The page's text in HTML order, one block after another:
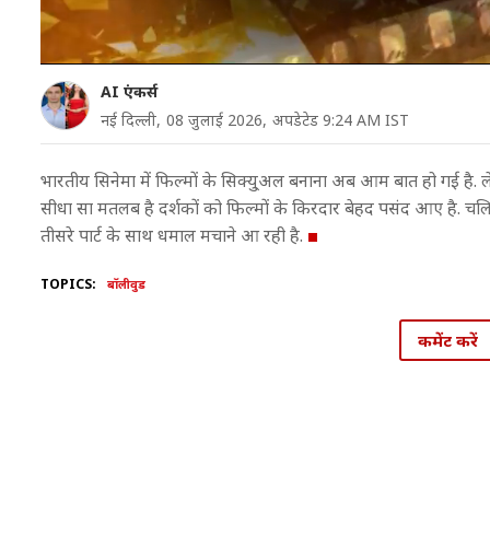
AI एंकर्स
नई दिल्ली, 08 जुलाई 2026, अपडेटेड 9:24 AM IST
भारतीय सिनेमा में फिल्मों के सिक्यु्अल बनाना अब आम बात हो गई
सीधा सा मतलब है दर्शकों को फिल्मों के किरदार बेहद पसंद आए है.
तीसरे पार्ट के साथ धमाल मचाने आ रही है.
TOPICS: बॉलीवुड
कमेंट करें